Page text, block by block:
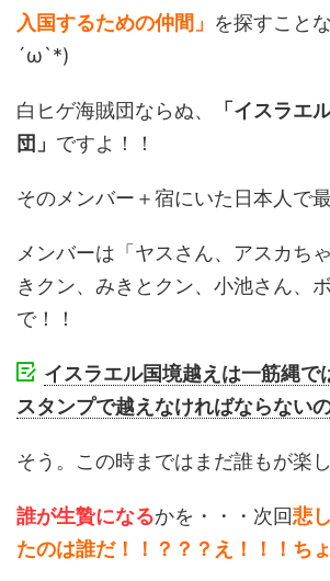
入国するための仲間」 を探すこと
´ω`*)
白ヒゲ海賊団ならぬ、
「イスラエ
団」 ですよ！！
そのメンバー＋宿にいた日本人で
メンバーは「ヤスさん、アスカち
きクン、みきとクン、小池さん、
で！！
イスラエル国境越えは一筋縄で
スタンプで越えなければならない
そう。この時まではまだ誰もが楽
誰が生贄になるかを・・・次回悲
たのは誰だ！！？？？え！！！ち